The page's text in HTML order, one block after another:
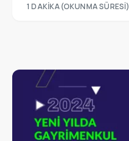
1 DAKIKA(OKUNMA SÜRESI)